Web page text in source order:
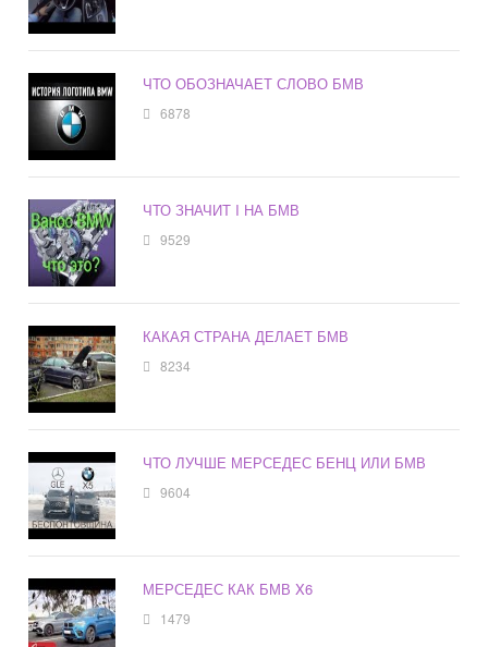
ЧТО ОБОЗНАЧАЕТ СЛОВО БМВ
6878
ЧТО ЗНАЧИТ I НА БМВ
9529
КАКАЯ СТРАНА ДЕЛАЕТ БМВ
8234
ЧТО ЛУЧШЕ МЕРСЕДЕС БЕНЦ ИЛИ БМВ
9604
МЕРСЕДЕС КАК БМВ X6
1479